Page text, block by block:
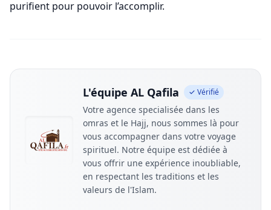
purifient pour pouvoir l’accomplir.
L'équipe AL Qafila ✓ Vérifié
Votre agence specialisée dans les
omras et le Hajj, nous sommes là pour
vous accompagner dans votre voyage
spirituel. Notre équipe est dédiée à
vous offrir une expérience inoubliable,
en respectant les traditions et les
valeurs de l'Islam.